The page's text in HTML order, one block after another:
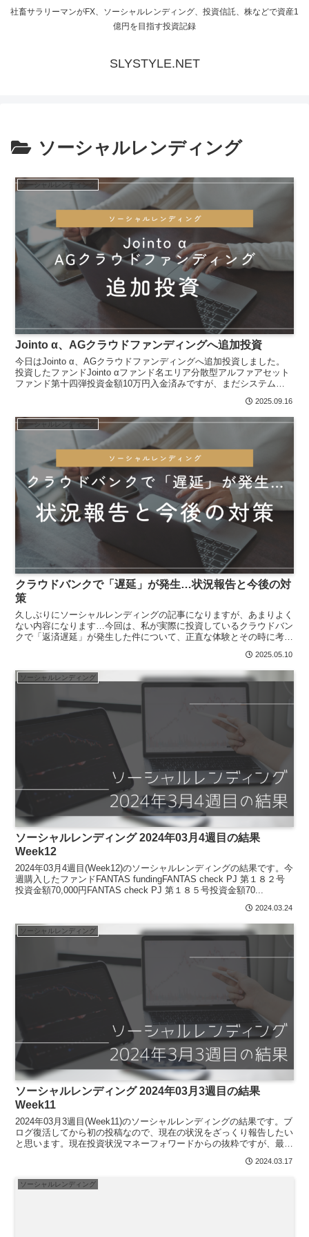
社畜サラリーマンがFX、ソーシャルレンディング、投資信託、株などで資産1
億円を目指す投資記録
SLYSTYLE.NET
ソーシャルレンディング
ソーシャルレンディング
Jointo α、AGクラウドファンディングへ追加投資
今日はJointo α、AGクラウドファンディングへ追加投資しました。
投資したファンドJointo αファンド名エリア分散型アルファアセット
ファンド第十四弾投資金額10万円入金済みですが、まだシステムに
2025.09.16
ソーシャルレンディング
クラウドバンクで「遅延」が発生…状況報告と今後の対
策
久しぶりにソーシャルレンディングの記事になりますが、あまりよく
ない内容になります…今回は、私が実際に投資しているクラウドバン
クで「返済遅延」が発生した件について、正直な体験とその時に考え
2025.05.10
ソーシャルレンディング
ソーシャルレンディング 2024年03月4週目の結果
Week12
2024年03月4週目(Week12)のソーシャルレンディングの結果です。今
週購入したファンドFANTAS fundingFANTAS check PJ 第１８２号
投資金額70,000円FANTAS check PJ 第１８５号投資金額70...
2024.03.24
ソーシャルレンディング
ソーシャルレンディング 2024年03月3週目の結果
Week11
2024年03月3週目(Week11)のソーシャルレンディングの結果です。ブ
ログ復活してから初の投稿なので、現在の状況をざっくり報告したい
と思います。現在投資状況マネーフォワードからの抜粋ですが、最初
2024.03.17
ソーシャルレンディング